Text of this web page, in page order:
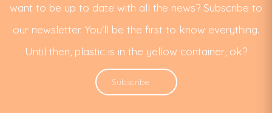
want to be up to date with all the news? Subscribe to
our newsletter. You'll be the first to know everything.
Until then, plastic is in the yellow container, ok?
Subscribe